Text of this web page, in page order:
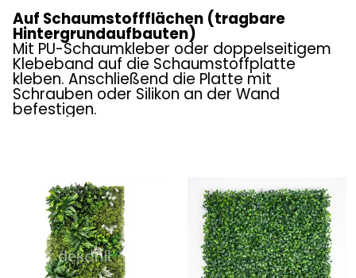
Auf Schaumstoffflächen (tragbare
Hintergrundaufbauten)
Mit PU-Schaumkleber oder doppelseitigem
Klebeband auf die Schaumstoffplatte
kleben. Anschließend die Platte mit
Schrauben oder Silikon an der Wand
befestigen.